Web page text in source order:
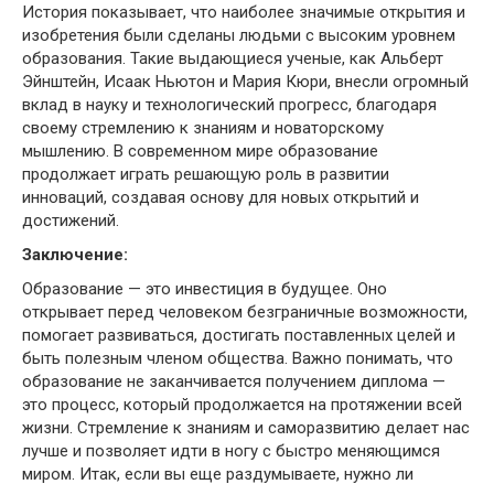
История показывает, что наиболее значимые открытия и
изобретения были сделаны людьми с высоким уровнем
образования. Такие выдающиеся ученые, как Альберт
Эйнштейн, Исаак Ньютон и Мария Кюри, внесли огромный
вклад в науку и технологический прогресс, благодаря
своему стремлению к знаниям и новаторскому
мышлению. В современном мире образование
продолжает играть решающую роль в развитии
инноваций, создавая основу для новых открытий и
достижений.
Заключение:
Образование — это инвестиция в будущее. Оно
открывает перед человеком безграничные возможности,
помогает развиваться, достигать поставленных целей и
быть полезным членом общества. Важно понимать, что
образование не заканчивается получением диплома —
это процесс, который продолжается на протяжении всей
жизни. Стремление к знаниям и саморазвитию делает нас
лучше и позволяет идти в ногу с быстро меняющимся
миром. Итак, если вы еще раздумываете, нужно ли